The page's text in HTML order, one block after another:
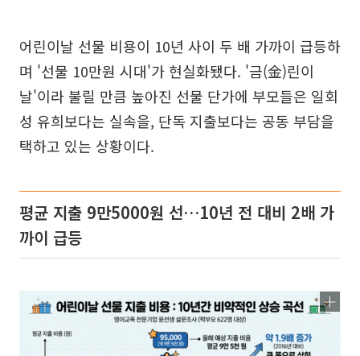
어린이날 선물 비용이 10년 사이 두 배 가까이 급등하
며 '선물 10만원 시대'가 현실화됐다. '금(金)린이
날'이라 불릴 만큼 높아진 선물 단가에 부모들은 일회
성 유희보다는 실속을, 단독 지출보다는 공동 부담을
택하고 있는 상황이다.
평균 지출 9만5000원 선…10년 전 대비 2배 가
까이 급등